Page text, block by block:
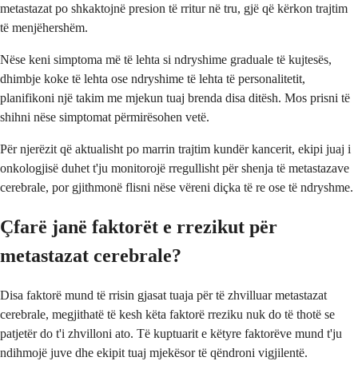
metastazat po shkaktojnë presion të rritur në tru, gjë që kërkon trajtim
të menjëhershëm.
Nëse keni simptoma më të lehta si ndryshime graduale të kujtesës,
dhimbje koke të lehta ose ndryshime të lehta të personalitetit,
planifikoni një takim me mjekun tuaj brenda disa ditësh. Mos prisni të
shihni nëse simptomat përmirësohen vetë.
Për njerëzit që aktualisht po marrin trajtim kundër kancerit, ekipi juaj i
onkologjisë duhet t'ju monitorojë rregullisht për shenja të metastazave
cerebrale, por gjithmonë flisni nëse vëreni diçka të re ose të ndryshme.
Çfarë janë faktorët e rrezikut për
metastazat cerebrale?
Disa faktorë mund të rrisin gjasat tuaja për të zhvilluar metastazat
cerebrale, megjithatë të kesh këta faktorë rreziku nuk do të thotë se
patjetër do t'i zhvilloni ato. Të kuptuarit e këtyre faktorëve mund t'ju
ndihmojë juve dhe ekipit tuaj mjekësor të qëndroni vigjilentë.